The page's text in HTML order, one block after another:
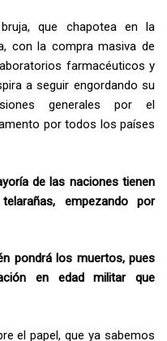
que chapotea en la
con la compra masiva de
farmacéuticos y
a seguir engordando su
generales por el
por todos los países
de las naciones tienen
empezando por
pondrá los muertos, pues
en edad militar que
el papel, que ya sabemos